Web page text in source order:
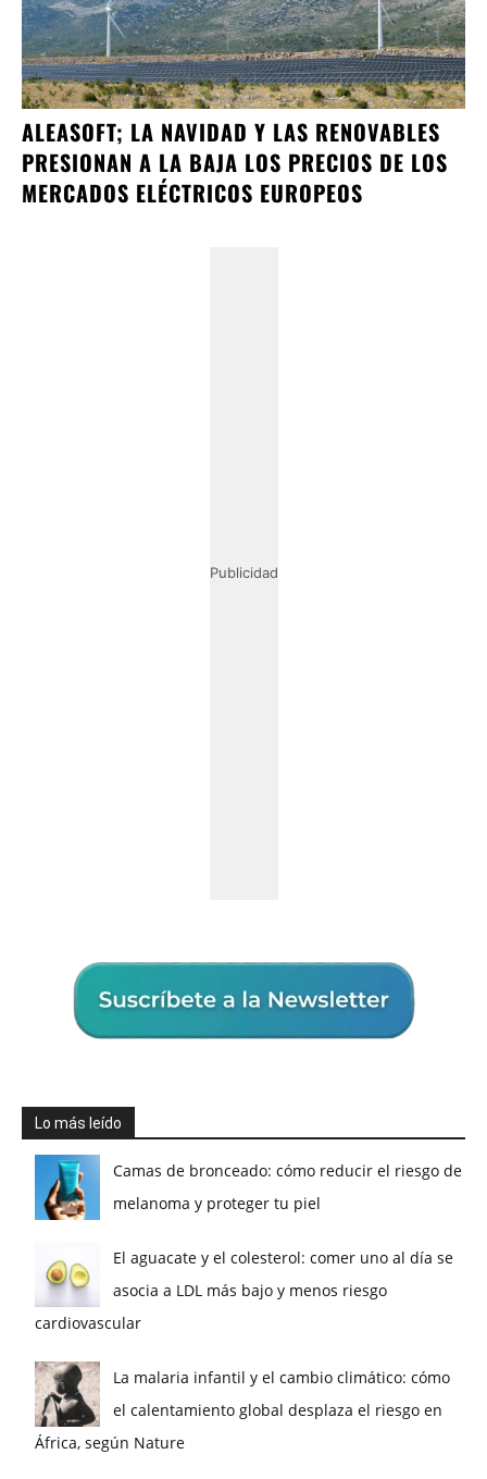
ALEASOFT; LA NAVIDAD Y LAS RENOVABLES
PRESIONAN A LA BAJA LOS PRECIOS DE LOS
MERCADOS ELÉCTRICOS EUROPEOS
Publicidad
Lo más leído
Camas de bronceado: cómo reducir el riesgo de
melanoma y proteger tu piel
El aguacate y el colesterol: comer uno al día se
asocia a LDL más bajo y menos riesgo
cardiovascular
La malaria infantil y el cambio climático: cómo
el calentamiento global desplaza el riesgo en
África, según Nature